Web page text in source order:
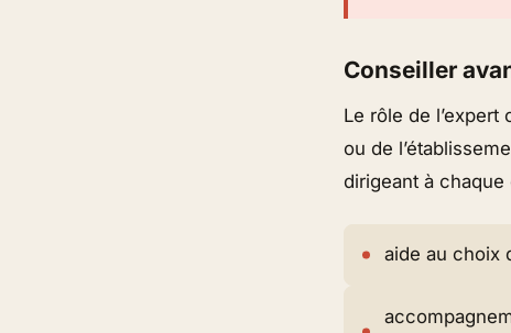
Conseiller
Le rôle de
ou de
dirigeant à chaque
aide au choix